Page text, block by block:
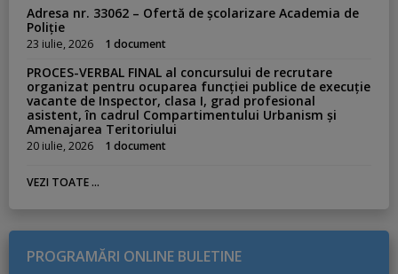
Adresa nr. 33062 – Ofertă de școlarizare Academia de
Poliție
23 iulie, 2026 1 document
PROCES-VERBAL FINAL al concursului de recrutare
organizat pentru ocuparea funcției publice de execuție
vacante de Inspector, clasa I, grad profesional
asistent, în cadrul Compartimentului Urbanism și
Amenajarea Teritoriului
20 iulie, 2026 1 document
VEZI TOATE ...
PROGRAMĂRI ONLINE BULETINE